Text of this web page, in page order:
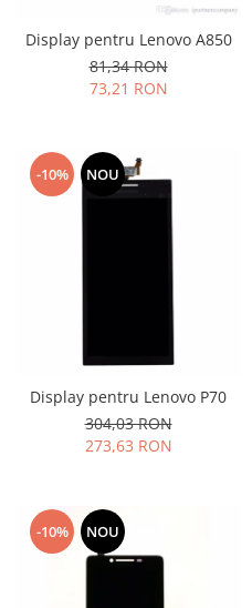
Display pentru Lenovo A850
81,34 RON
73,21 RON
-10% NOU
Display pentru Lenovo P70
304,03 RON
273,63 RON
-10% NOU